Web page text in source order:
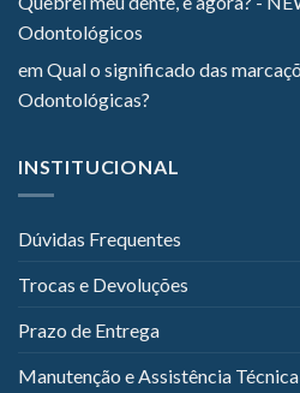
Odontológicos
emQual o significado das
Odontológicas?
INSTITUCIONAL
Dúvidas Frequentes
Trocas e Devoluções
Prazo de Entrega
Manutenção e Assistência